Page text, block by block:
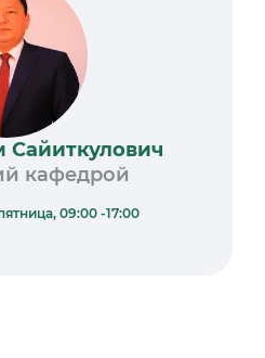
кафедрой
09:00 -17:00